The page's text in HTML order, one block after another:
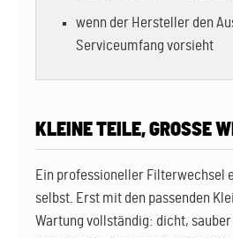
wenn der Hersteller den
Serviceumfang vorsieht
KLEINE TEILE, GROSSE
Ein professioneller Filterwechsel
selbst. Erst mit den passenden
Wartung vollständig: dicht,